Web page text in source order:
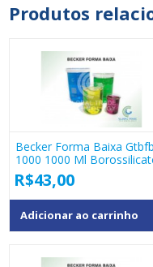
Produtos
Becker Forma Baixa
1000 1000 Ml
R$43,00
Adicionar ao carrinho